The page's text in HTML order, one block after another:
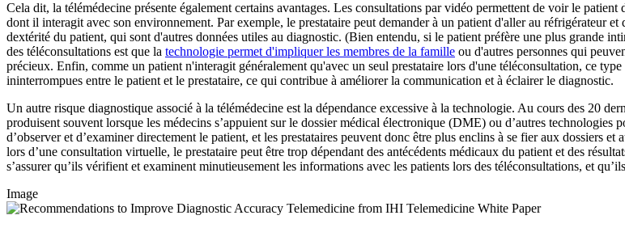
Cela dit, la télémédecine présente également certains avantages. Les consultations par vidéo permettent de voir le
dont il interagit avec son environnement. Par exemple, le prestataire peut demander à un patient d'aller au réfrigérateur
dextérité du patient, qui sont d'autres données utiles au diagnostic. (Bien entendu, si le patient préfère une plus grande
des téléconsultations est que la technologie permet d'impliquer les membres de la famille ou d'autres personnes qui
précieux. Enfin, comme un patient n'interagit généralement qu'avec un seul prestataire lors d'une téléconsultation, ce
ininterrompues entre le patient et le prestataire, ce qui contribue à améliorer la communication et à éclairer le diagnostic.
Un autre risque diagnostique associé à la télémédecine est la dépendance excessive à la technologie. Au cours des 20
produisent souvent lorsque les médecins s’appuient sur le dossier médical électronique (DME) ou d’autres
d’observer et d’examiner directement le patient, et les prestataires peuvent donc être plus enclins à se fier aux dossiers
lors d’une consultation virtuelle, le prestataire peut être trop dépendant des antécédents médicaux du patient et des
s’assurer qu’ils vérifient et examinent minutieusement les informations avec les patients lors des téléconsultations, et
Image